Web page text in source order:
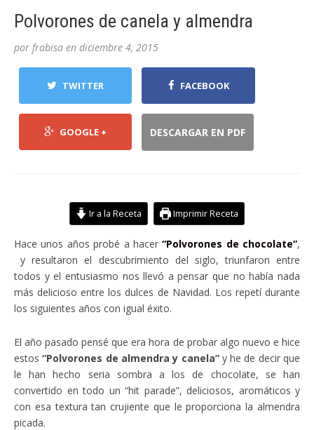
Polvorones de canela y almendra
por frabisa en diciembre 4, 2015
TWITTER FACEBOOK
GOOGLE + DESCARGAR EN PDF
Ir a la Receta Imprimir Receta
Hace unos años probé a hacer“Polvorones de chocolate”,
y resultaron el descubrimiento del siglo, triunfaron entre
todos y el entusiasmo nos llevó a pensar que no había nada
más delicioso entre los dulces de Navidad. Los repetí durante
los siguientes años con igual éxito.
El año pasado pensé que era hora de probar algo nuevo e hice
estos“Polvorones de almendra y canela”y he de decir que
le han hecho seria sombra a los de chocolate, se han
convertido en todo un “hit parade”, deliciosos, aromáticos y
con esa textura tan crujiente que le proporciona la almendra
picada.